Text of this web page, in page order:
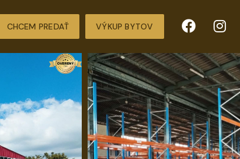
VÝKUP BYTOV
CHCEM PREDAŤ